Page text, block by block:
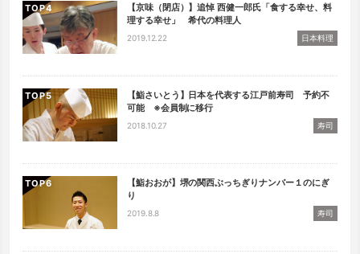
TOP
【京味（閉店）】追悼 西健一郎氏「食する幸せ、料
理する幸せ」 希代の料理人
2019.12.22 日本料理
TOP
【鮨さいとう】日本を代表する江戸前寿司 予約不
可能 ※会員制に移行
2018.10.27 寿司
TOP
【鮨おおが】堺の関西ぶっちぎりナンバー１のにぎ
り
2019.8.8 寿司